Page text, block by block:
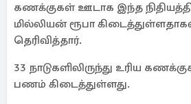
கணக்குகள் ஊடாக இந்த
மில்லியன் ரூபா
தெரிவித்தார்.
33 நாடுகளிலிருந்து உரிய
பணம் கிடைத்துள்ளது.